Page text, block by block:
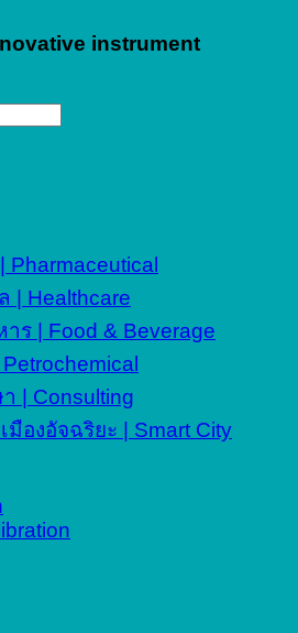
instrument
Pharmaceutical
| Healthcare
าร | Food & Beverage
| Consulting
มืองอัจฉริยะ | Smart City